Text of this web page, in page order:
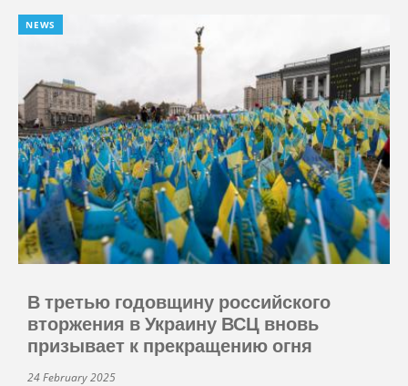
NEWS
В третью годовщину российского
вторжения в Украину ВСЦ вновь
призывает к прекращению огня
24 February 2025